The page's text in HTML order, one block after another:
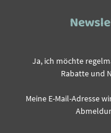
Ja, ich möchte
Rabatte und
Meine E-Mail-Adresse